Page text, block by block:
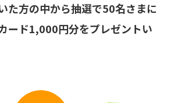
た方の中から抽選で50名さまに
ード1,000円分をプレゼントい